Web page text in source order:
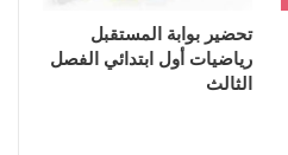
تحضير بوابة المستقبل
رياضيات أول ابتدائي الفصل
الثالث